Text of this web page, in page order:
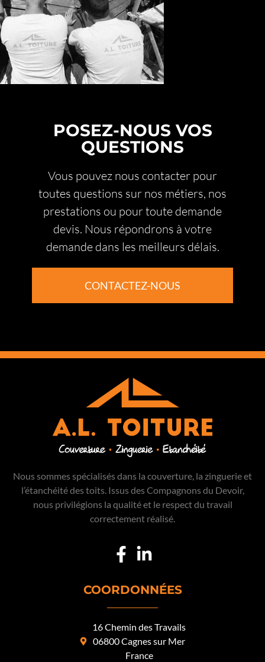
POSEZ-NOUS VOS
QUESTIONS
Vous pouvez nous contacter pour
toutes questions sur nos métiers, nos
prestations ou pour toute demande
devis. Nous répondrons à votre
demande dans les meilleurs délais.
CONTACTEZ-NOUS
Nous sommes spécialisés dans la couverture, la zinguerie et
l’étanchéité des toits. Issus des Compagnons du Devoir,
nous privilégions la qualité et le respect du travail
correctement réalisé.
COORDONNÉES
16 Chemin des Travails
06800 Cagnes sur Mer
France